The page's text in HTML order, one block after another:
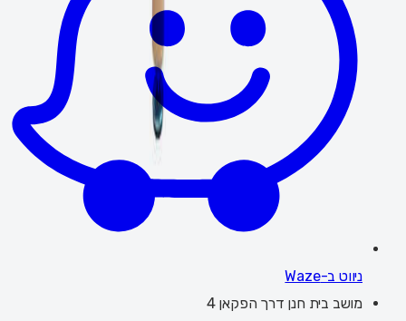
ניווט ב-Waze
מושב בית חנן דרך הפקאן 4